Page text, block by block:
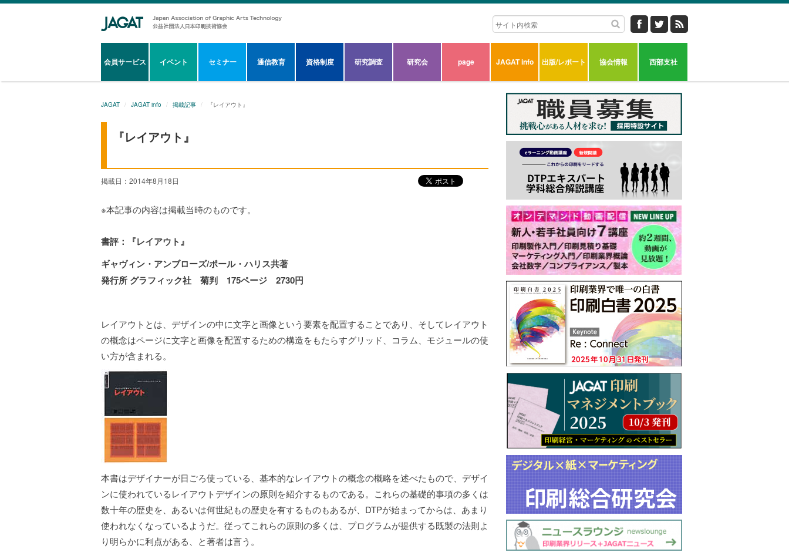
会員サービス イベント セミナー 通信教育 資格制度 研究調査 研究会 page JAGAT info 出版/レポート 協会情報 西部支社
JAGAT JAGAT info 掲載記事 『レイアウト』
『レイアウト』
掲載日：2014年8月18日
※本記事の内容は掲載当時のものです。
書評：『レイアウト』
ギャヴィン・アンブローズ/ポール・ハリス共著
発行所 グラフィック社 菊判 175ページ 2730円
レイアウトとは、デザインの中に文字と画像という要素を配置することであり、そしてレイアウト
の概念はページに文字と画像を配置するための構造をもたらすグリッド、コラム、モジュールの使
い方が含まれる。
本書はデザイナーが日ごろ使っている、基本的なレイアウトの概念の概略を述べたもので、デザイ
ンに使われているレイアウトデザインの原則を紹介するものである。これらの基礎的事項の多くは
数十年の歴史を、あるいは何世紀もの歴史を有するものもあるが、DTPが始まってからは、あまり
使われなくなっているようだ。従ってこれらの原則の多くは、プログラムが提供する既製の法則よ
り明らかに利点がある、と著者は言う。